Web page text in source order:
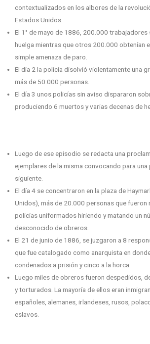
contextualizados en los albores de la
Estados Unidos.
El 1° de mayo de 1886, 200.000 trabajadores
huelga mientras que otros 200.000 obtenían
simple amenaza de paro.
El día 2 la policía disolvió violentamente una
más de 50.000 personas.
El día 3 unos policías sin aviso dispararon
produciendo 6 muertos y varias decenas de
Luego de ese episodio se redacta una
ejemplares de la misma convocando para
siguiente.
El día 4 se concentraron en la plaza de
Unidos), más de 20.000 personas que
policías uniformados hiriendo y matando un
desconocido de obreros.
El 21 de junio de 1886, se juzgaron a 8
que fue catalogado como anarquista en
condenados a prisión y cinco a la horca.
Luego miles de obreros fueron despedidos,
y torturados. La mayoría de ellos eran
españoles, alemanes, irlandeses, rusos,
eslavos.